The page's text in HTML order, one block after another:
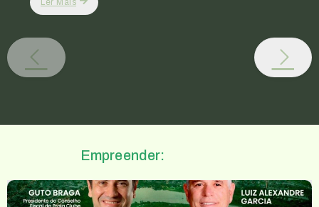
Ler Mais
Empreender: